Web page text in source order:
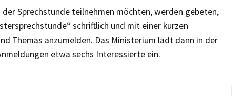
Sprechstunde teilnehmen möchten, werden gebeten,
schriftlich und mit einer kurzen
Themas anzumelden. Das Ministerium lädt dann in der
etwa sechs Interessierte ein.